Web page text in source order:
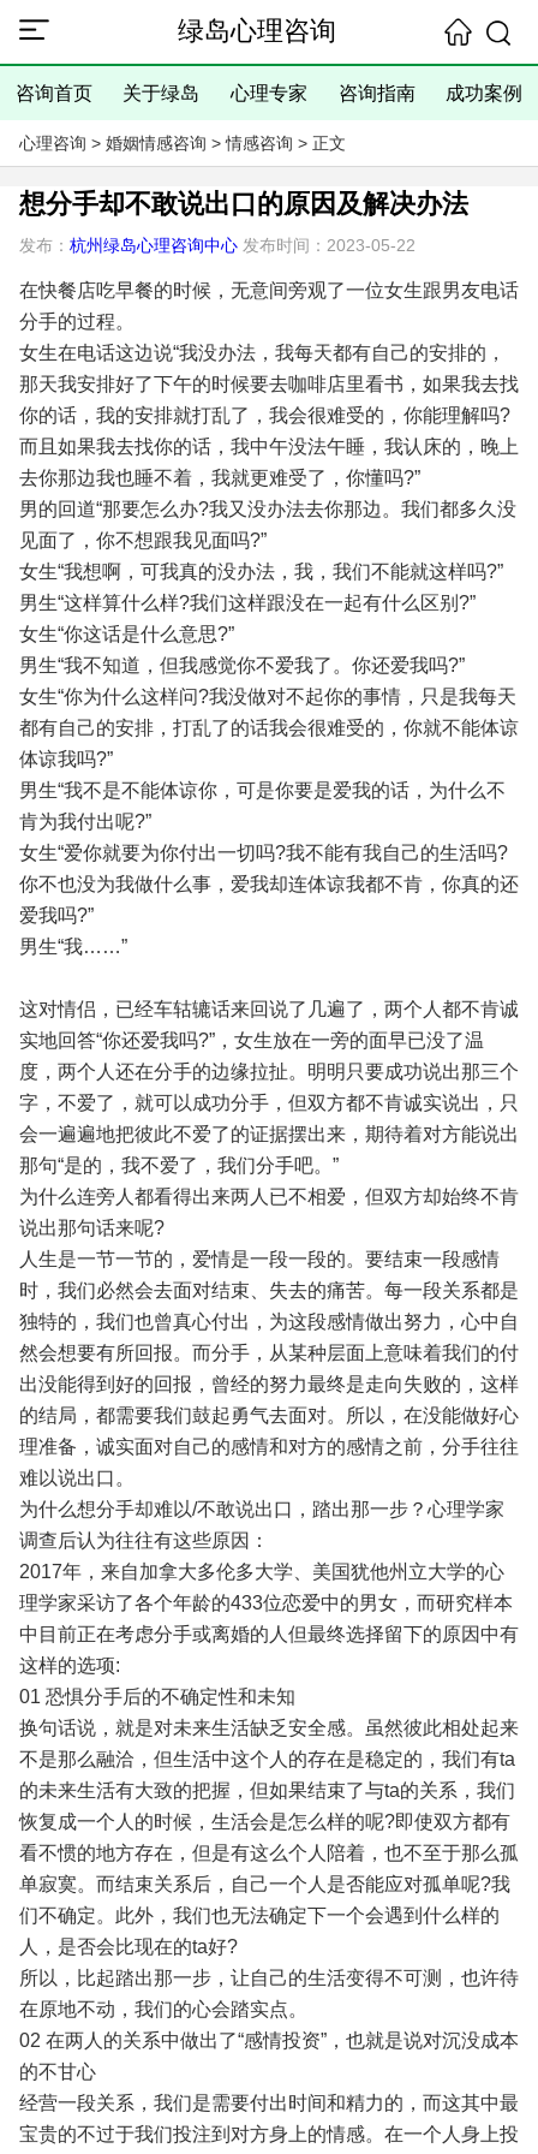
绿岛心理咨询
咨询首页 关于绿岛 心理专家 咨询指南 成功案例
心理咨询 > 婚姻情感咨询 >情感咨询 > 正文
想分手却不敢说出口的原因及解决办法
发布： 杭州绿岛心理咨询中心发布时间：2023-05-22
在快餐店吃早餐的时候，无意间旁观了一位女生跟男友电话
分手的过程。
女生在电话这边说“我没办法，我每天都有自己的安排的，
那天我安排好了下午的时候要去咖啡店里看书，如果我去找
你的话，我的安排就打乱了，我会很难受的，你能理解吗?
而且如果我去找你的话，我中午没法午睡，我认床的，晚上
去你那边我也睡不着，我就更难受了，你懂吗?”
男的回道“那要怎么办?我又没办法去你那边。我们都多久没
见面了，你不想跟我见面吗?”
女生“我想啊，可我真的没办法，我，我们不能就这样吗?”
男生“这样算什么样?我们这样跟没在一起有什么区别?”
女生“你这话是什么意思?”
男生“我不知道，但我感觉你不爱我了。你还爱我吗?”
女生“你为什么这样问?我没做对不起你的事情，只是我每天
都有自己的安排，打乱了的话我会很难受的，你就不能体谅
体谅我吗?”
男生“我不是不能体谅你，可是你要是爱我的话，为什么不
肯为我付出呢?”
女生“爱你就要为你付出一切吗?我不能有我自己的生活吗?
你不也没为我做什么事，爱我却连体谅我都不肯，你真的还
爱我吗?”
男生“我……”
这对情侣，已经车轱辘话来回说了几遍了，两个人都不肯诚
实地回答“你还爱我吗?”，女生放在一旁的面早已没了温
度，两个人还在分手的边缘拉扯。明明只要成功说出那三个
字，不爱了，就可以成功分手，但双方都不肯诚实说出，只
会一遍遍地把彼此不爱了的证据摆出来，期待着对方能说出
那句“是的，我不爱了，我们分手吧。”
为什么连旁人都看得出来两人已不相爱，但双方却始终不肯
说出那句话来呢?
人生是一节一节的，爱情是一段一段的。要结束一段感情
时，我们必然会去面对结束、失去的痛苦。每一段关系都是
独特的，我们也曾真心付出，为这段感情做出努力，心中自
然会想要有所回报。而分手，从某种层面上意味着我们的付
出没能得到好的回报，曾经的努力最终是走向失败的，这样
的结局，都需要我们鼓起勇气去面对。所以，在没能做好心
理准备，诚实面对自己的感情和对方的感情之前，分手往往
难以说出口。
为什么想分手却难以/不敢说出口，踏出那一步？心理学家
调查后认为往往有这些原因：
2017年，来自加拿大多伦多大学、美国犹他州立大学的心
理学家采访了各个年龄的433位恋爱中的男女，而研究样本
中目前正在考虑分手或离婚的人但最终选择留下的原因中有
这样的选项:
01 恐惧分手后的不确定性和未知
换句话说，就是对未来生活缺乏安全感。虽然彼此相处起来
不是那么融洽，但生活中这个人的存在是稳定的，我们有ta
的未来生活有大致的把握，但如果结束了与ta的关系，我们
恢复成一个人的时候，生活会是怎么样的呢?即使双方都有
看不惯的地方存在，但是有这么个人陪着，也不至于那么孤
单寂寞。而结束关系后，自己一个人是否能应对孤单呢?我
们不确定。此外，我们也无法确定下一个会遇到什么样的
人，是否会比现在的ta好?
所以，比起踏出那一步，让自己的生活变得不可测，也许待
在原地不动，我们的心会踏实点。
02 在两人的关系中做出了“感情投资”，也就是说对沉没成本
的不甘心
经营一段关系，我们是需要付出时间和精力的，而这其中最
宝贵的不过于我们投注到对方身上的情感。在一个人身上投